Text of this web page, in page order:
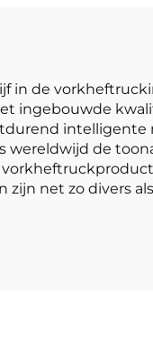
in de
ingebouwde
wereldwijd de
net zo divers